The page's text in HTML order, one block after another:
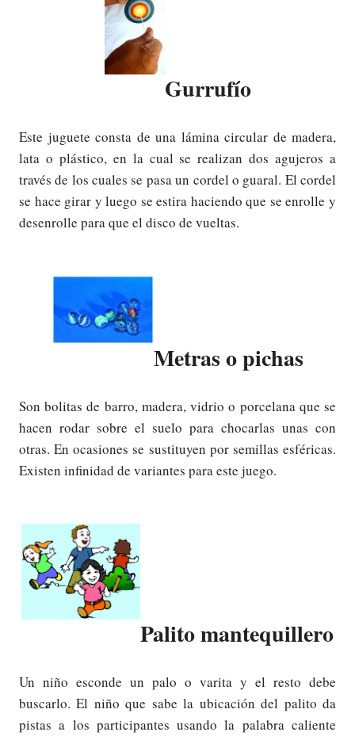
Gurrufío
Este juguete consta de una lámina circular de madera,
lata o plástico, en la cual se realizan dos agujeros a
través de los cuales se pasa un cordel o guaral. El cordel
se hace girar y luego se estira haciendo que se enrolle y
desenrolle para que el disco de vueltas.
Metras o pichas
Son bolitas de barro, madera, vidrio o porcelana que se
hacen rodar sobre el suelo para chocarlas unas con
otras. En ocasiones se sustituyen por semillas esféricas.
Existen infinidad de variantes para este juego.
Palito mantequillero
Un niño esconde un palo o varita y el resto debe
buscarlo. El niño que sabe la ubicación del palito da
pistas a los participantes usando la palabra caliente